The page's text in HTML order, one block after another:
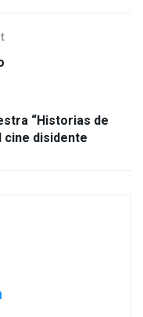
“Historias de
cine disidente